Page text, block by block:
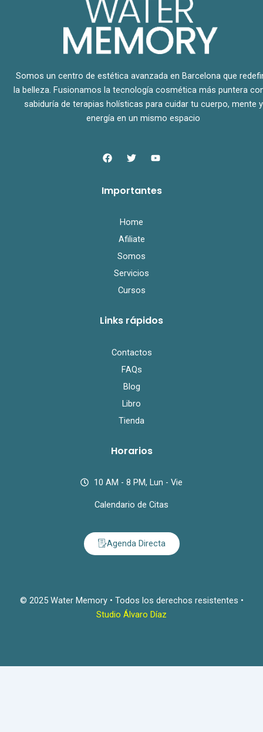
Somos un centro de estética avanzada en Barcelona que
la belleza. Fusionamos la tecnología cosmética más puntera
sabiduría de terapias holísticas para cuidar tu cuerpo, mente y
energía en un mismo espacio
F
a
b
T
w
t
Y
o
u
Importantes
Home
Afiliate
Somos
Servicios
Cursos
Links rápidos
Contactos
FAQs
Blog
Libro
Tienda
Horarios
10 AM - 8 PM, Lun - Vie
Calendario de Citas
Agenda Directa
© 2025 Water Memory • Todos los derechos resistentes •
Studio Álvaro Díaz